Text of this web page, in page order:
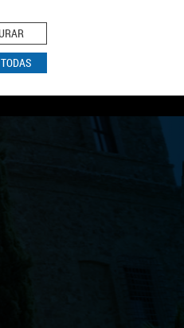
Cookies